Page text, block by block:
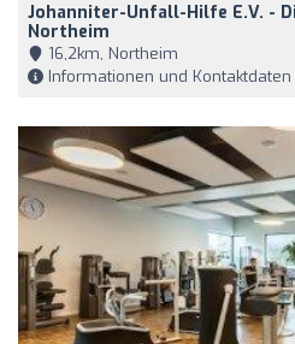
Johanniter-Unfall-Hilfe E.V. -
Northeim
16,2km, Northeim
Informationen und